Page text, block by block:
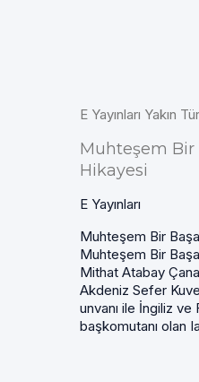
E Yayınları Yakın
Muhteşem Bir
Hikayesi
E Yayınları
Muhteşem Bir
Muhteşem Bir
Mithat Atabay
Akdeniz Sefer
unvanı ile İngiliz ve
başkomutanı olan